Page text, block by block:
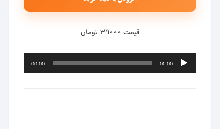
قیمت ۳۹۰۰۰ تومان
پخش‌کننده
صوت
00:00
00:00